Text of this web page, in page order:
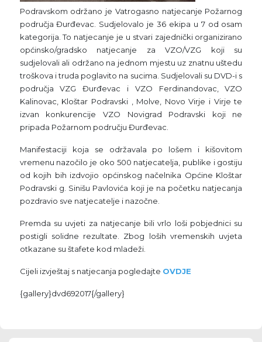
Podravskom održano je Vatrogasno natjecanje Požarnog
područja Đurđevac. Sudjelovalo je 36 ekipa u 7 od osam
kategorija. To natjecanje je u stvari zajednički organizirano
općinsko/gradsko natjecanje za VZO/VZG koji su
sudjelovali ali održano na jednom mjestu uz znatnu uštedu
troškova i truda poglavito na sucima. Sudjelovali su DVD-i s
područja VZG Đurđevac i VZO Ferdinandovac, VZO
Kalinovac, Kloštar Podravski , Molve, Novo Virje i Virje te
izvan konkurencije VZO Novigrad Podravski koji ne
pripada Požarnom području Đurđevac.
Manifestaciji koja se održavala po lošem i kišovitom
vremenu nazočilo je oko 500 natjecatelja, publike i gostiju
od kojih bih izdvojio općinskog načelnika Općine Kloštar
Podravski g. Sinišu Pavlovića koji je na početku natjecanja
pozdravio sve natjecatelje i nazočne.
Premda su uvjeti za natjecanje bili vrlo loši pobjednici su
postigli solidne rezultate. Zbog loših vremenskih uvjeta
otkazane su štafete kod mladeži.
Cijeli izvještaj s natjecanja pogledajte OVDJE
{gallery}dvd692017{/gallery}